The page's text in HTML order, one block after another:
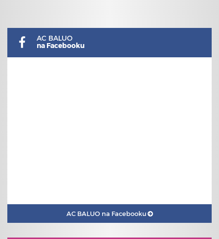
AC BALUO
na Facebooku
AC BALUO na Facebooku